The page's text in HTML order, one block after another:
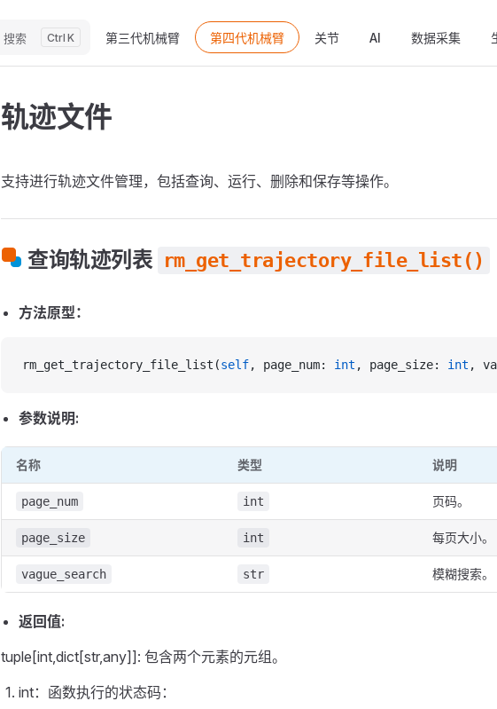
搜索 K 第三代机械臂 第四代机械臂 关节 AI 数据采集
轨迹文件
支持进行轨迹文件管理，包括查询、运行、删除和保存等操作。
查询轨迹列表 rm_get_trajectory_file_list()
方法原型：
rm_get_trajectory_file_list(self, page_num: int , page_size: int ,
参数说明:
名称 类型 说明
page_num int 页码。
page_size int 每页大小。
vague_search str 模糊搜索。
返回值:
tuple[int,dict[str,any]]: 包含两个元素的元组。
int：函数执行的状态码：